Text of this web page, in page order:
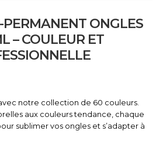
PERMANENT ONGLES
– COULEUR ET
notre collection de 60 couleurs.
aux couleurs tendance, chaque
sublimer vos ongles et s’adapter à